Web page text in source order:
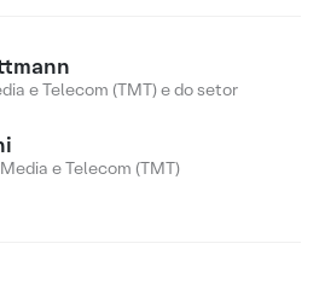
e Telecom (TMT) e do setor
e Telecom (TMT)